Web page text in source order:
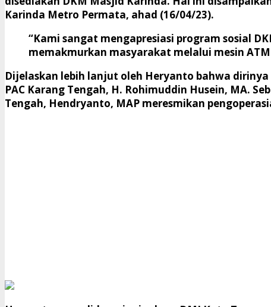
Karinda Metro Permata, ahad (16/04/23).
“Kami sangat mengapresiasi program sosial
memakmurkan masyarakat melalui mesin
Dijelaskan lebih lanjut oleh Heryanto bahwa
PAC Karang Tengah, H. Rohimuddin Husein, MA.
Tengah, Hendryanto, MAP meresmikan